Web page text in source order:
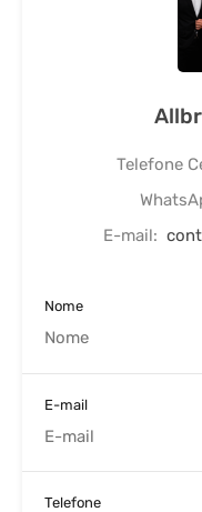
Telefone
E-mail:
Nome
E-mail
Telefone